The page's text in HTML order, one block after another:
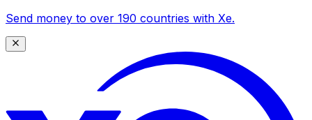
Send money to over 190 countries with Xe.